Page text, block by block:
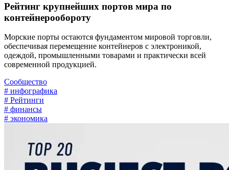
Рейтинг крупнейших портов мира по
контейнерообороту
Морские порты остаются фундаментом мировой торговли,
обеспечивая перемещение контейнеров с электроникой,
одеждой, промышленными товарами и практически всей
современной продукцией.
Сообщество
# инфографика
# Рейтинги
# финансы
# экономика